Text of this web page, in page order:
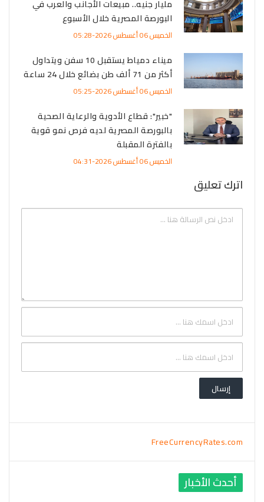
مليار جنيه.. مبيعات الأجانب والعرب في
البورصة المصرية خلال الأسبوع
الخميس 06 أغسطس 2026-05:28
ميناء دمياط يستقبل 10 سفن ويتداول
أكثر من 71 ألف طن بضائع خلال 24 ساعة
الخميس 06 أغسطس 2026-05:25
"خبير": قطاع الأدوية والرعاية الصحية
بالبورصة المصرية لديه فرص نمو قوية
بالفترة المقبلة
الخميس 06 أغسطس 2026-04:31
اترك تعليق
FreeCurrencyRates.com
أحدث الأخبار